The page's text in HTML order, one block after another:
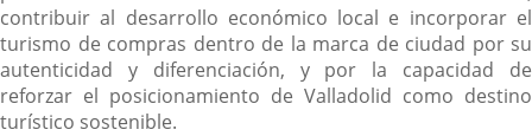
contribuir al desarrollo económico local e incorporar el
turismo de compras dentro de la marca de ciudad por su
autenticidad y diferenciación, y por la capacidad de
reforzar el posicionamiento de Valladolid como destino
turístico sostenible.